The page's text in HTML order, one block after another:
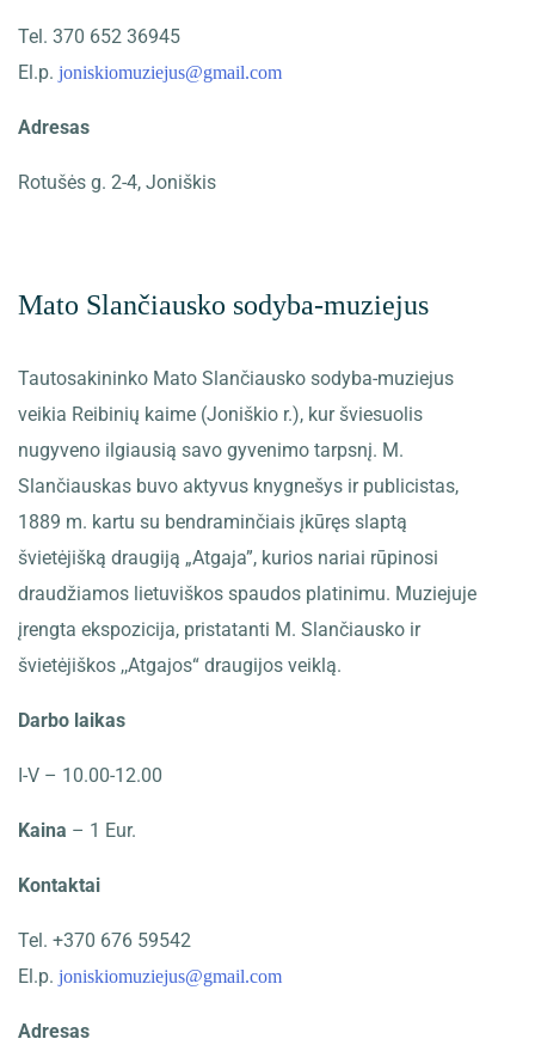
Tel. 370 652 36945
El.p. joniskiomuziejus@gmail.com
Adresas
Rotušės g. 2-4, Joniškis
Mato Slančiausko sodyba-muziejus
Tautosakininko Mato Slančiausko sodyba-muziejus
veikia Reibinių kaime (Joniškio r.), kur šviesuolis
nugyveno ilgiausią savo gyvenimo tarpsnį. M.
Slančiauskas buvo aktyvus knygnešys ir publicistas,
1889 m. kartu su bendraminčiais įkūręs slaptą
švietėjišką draugiją „Atgaja”, kurios nariai rūpinosi
draudžiamos lietuviškos spaudos platinimu. Muziejuje
įrengta ekspozicija, pristatanti M. Slančiausko ir
švietėjiškos ,,Atgajos“ draugijos veiklą.
Darbo laikas
I-V – 10.00-12.00
Kaina – 1 Eur.
Kontaktai
Tel. +370 676 59542
El.p. joniskiomuziejus@gmail.com
Adresas